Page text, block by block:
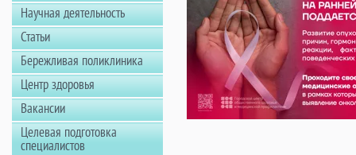
Научная деятельность
Статьи
Бережливая поликлиника
Центр здоровья
Вакансии
Целевая подготовка
специалистов